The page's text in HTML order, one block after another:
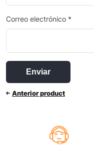
Correo electrónico *
Anterior product